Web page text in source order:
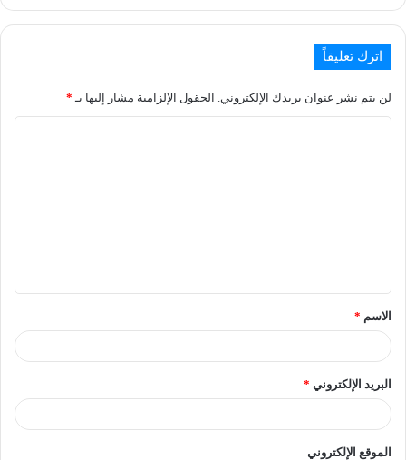
اترك تعليقاً
لن يتم نشر عنوان بريدك الإلكتروني. الحقول الإلزامية مشار إليها بـ *
الاسم *
البريد الإلكتروني *
الموقع الإلكتروني